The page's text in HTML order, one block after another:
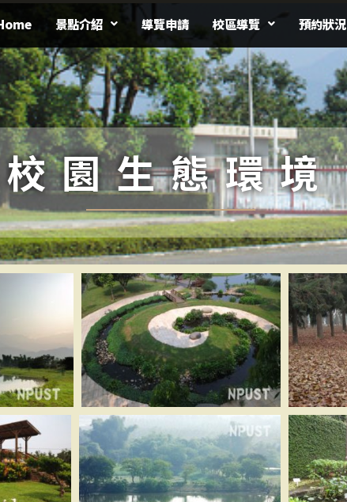
景點介紹 導覽申請 校區導覽 預約狀況
校園生態環境